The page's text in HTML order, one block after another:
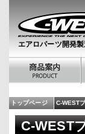
エアロパーツ開発
トップページ C-WEST
C-WEST